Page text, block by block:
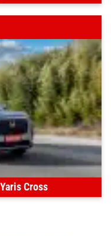
Cross